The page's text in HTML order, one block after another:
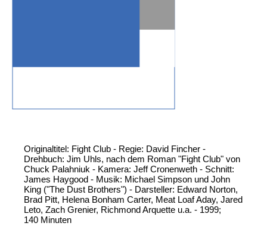
Originaltitel: Fight Club - Regie: David Fincher -
Drehbuch: Jim Uhls, nach dem Roman "Fight Club" von
Chuck Palahniuk - Kamera: Jeff Cronenweth - Schnitt:
James Haygood - Musik: Michael Simpson und John
King ("The Dust Brothers") - Darsteller: Edward Norton,
Brad Pitt, Helena Bonham Carter, Meat Loaf Aday, Jared
Leto, Zach Grenier, Richmond Arquette u.a. - 1999;
140 Minuten